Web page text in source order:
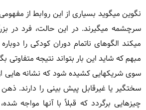
نگوین میگوید بسیاری از این روابط از مفهومی
سرچشمه میگیرند. در این حالت، فرد در
میکند الگوهای ناتمام دوران کودکی را
مبهم که شاید این بار بتواند نتیجه
سوی شریکهایی کشیده شود که نشانه هایی
سختگیر یا غیرقابل پیش بینی را دارند.
چیزهایی برگردد که قبلاً با آنها مواجه